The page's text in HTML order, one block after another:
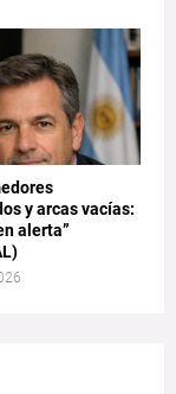
y arcas vacías:
alerta”